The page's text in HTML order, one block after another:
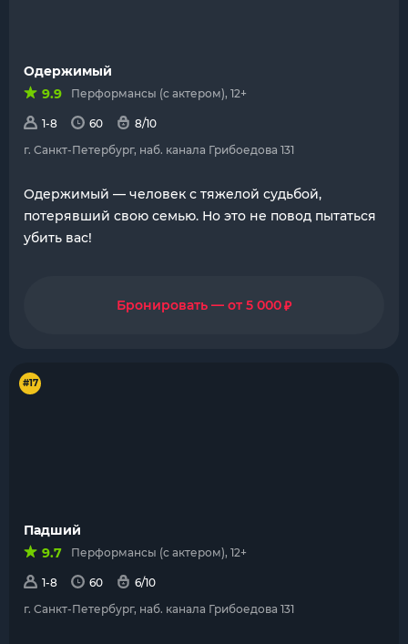
Одержимый
9.9
Перформансы (с актером), 12+
1-8 60
8/10
г. Санкт-Петербург, наб. канала Грибоедова 131
Одержимый — человек с тяжелой судьбой,
потерявший свою семью. Но это не повод пытаться
убить вас!
Бронировать — от 5 000₽
#17
Падший
9.7
Перформансы (с актером), 12+
1-8 60
6/10
г. Санкт-Петербург, наб. канала Грибоедова 131